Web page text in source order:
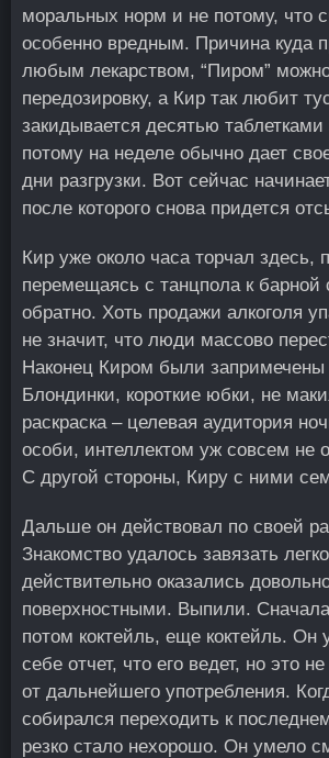
моральных норм и не потому, что
особенно вредным. Причина куда
любым лекарством, “Пиром”
передозировку, а Кир так любит
закидывается десятью таблетками
потому на неделе обычно дает
дни разгрузки. Вот сейчас
после которого снова придется
Кир уже около часа торчал здесь,
перемещаясь с танцпола к барной
обратно. Хоть продажи алкоголя
не значит, что люди массово
Наконец Киром были
Блондинки, короткие юбки, не
раскраска – целевая аудитория
особи, интеллектом уж совсем не
С другой стороны, Киру с ними
Дальше он действовал по своей
Знакомство удалось завязать
действительно оказались
поверхностными. Выпили.
потом коктейль, еще коктейль. Он
себе отчет, что его ведет, но это
от дальнейшего употребления.
собирался переходить к
резко стало нехорошо. Он умело